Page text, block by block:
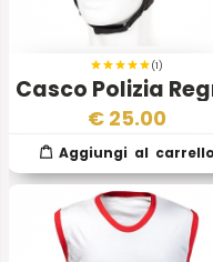
(1)
Casco Polizia
Unito 2 Scelta
€ 25.00